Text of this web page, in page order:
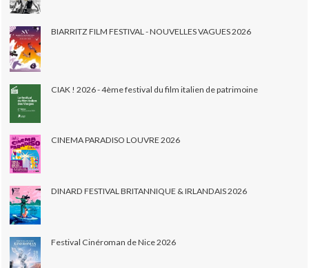
BIARRITZ FILM FESTIVAL - NOUVELLES VAGUES 2026
CIAK ! 2026 - 4ème festival du film italien de patrimoine
CINEMA PARADISO LOUVRE 2026
DINARD FESTIVAL BRITANNIQUE & IRLANDAIS 2026
Festival Cinéroman de Nice 2026